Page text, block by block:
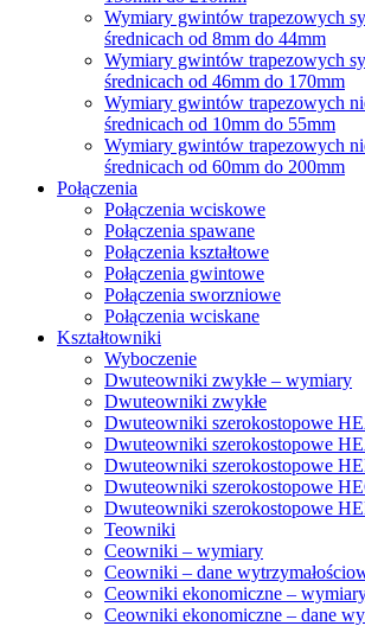
Wymiary gwintów trapezowych
średnicach od 8mm do 44mm
Wymiary gwintów trapezowych
średnicach od 46mm do 170mm
Wymiary gwintów trapezowych
średnicach od 10mm do 55mm
Wymiary gwintów trapezowych
średnicach od 60mm do 200mm
Połączenia
Połączenia wciskowe
Połączenia spawane
Połączenia kształtowe
Połączenia gwintowe
Połączenia sworzniowe
Połączenia wciskane
Kształtowniki
Wyboczenie
Dwuteowniki zwykłe – wymiary
Dwuteowniki zwykłe
Dwuteowniki szerokostopowe
Dwuteowniki szerokostopowe
Dwuteowniki szerokostopowe
Dwuteowniki szerokostopowe
Dwuteowniki szerokostopowe
Teowniki
Ceowniki – wymiary
Ceowniki – dane
Ceowniki ekonomiczne –
Ceowniki ekonomiczne – dane